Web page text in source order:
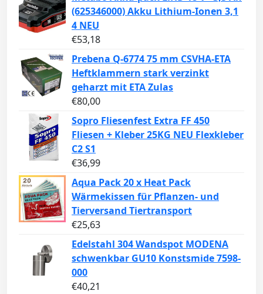
(625346000) Akku Lithium-Ionen 3,1
4 NEU
€53,18
Prebena Q-6774 75 mm CSVHA-ETA
Heftklammern stark verzinkt
geharzt mit ETA Zulas
€80,00
Sopro Fliesenfest Extra FF 450
Fliesen + Kleber 25KG NEU Flexkleber
C2 S1
€36,99
Aqua Pack 20 x Heat Pack
Wärmekissen für Pflanzen- und
Tierversand Tiertransport
€25,63
Edelstahl 304 Wandspot MODENA
schwenkbar GU10 Konstsmide 7598-
000
€40,21